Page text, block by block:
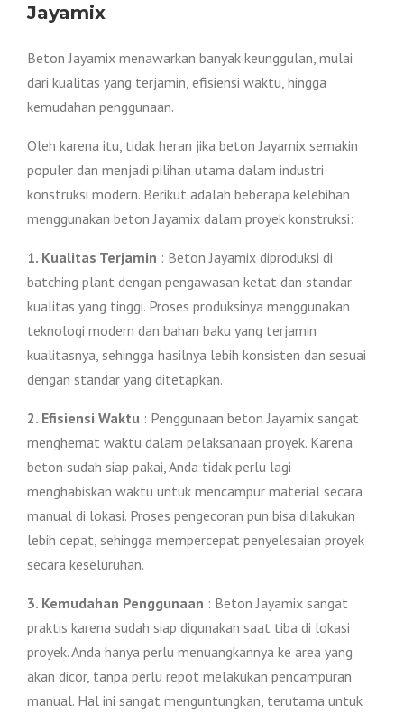
Jayamix
Beton Jayamix menawarkan banyak keunggulan, mulai
dari kualitas yang terjamin, efisiensi waktu, hingga
kemudahan penggunaan.
Oleh karena itu, tidak heran jika beton Jayamix semakin
populer dan menjadi pilihan utama dalam industri
konstruksi modern. Berikut adalah beberapa kelebihan
menggunakan beton Jayamix dalam proyek konstruksi:
1. Kualitas Terjamin : Beton Jayamix diproduksi di
batching plant dengan pengawasan ketat dan standar
kualitas yang tinggi. Proses produksinya menggunakan
teknologi modern dan bahan baku yang terjamin
kualitasnya, sehingga hasilnya lebih konsisten dan sesuai
dengan standar yang ditetapkan.
2. Efisiensi Waktu : Penggunaan beton Jayamix sangat
menghemat waktu dalam pelaksanaan proyek. Karena
beton sudah siap pakai, Anda tidak perlu lagi
menghabiskan waktu untuk mencampur material secara
manual di lokasi. Proses pengecoran pun bisa dilakukan
lebih cepat, sehingga mempercepat penyelesaian proyek
secara keseluruhan.
3. Kemudahan Penggunaan : Beton Jayamix sangat
praktis karena sudah siap digunakan saat tiba di lokasi
proyek. Anda hanya perlu menuangkannya ke area yang
akan dicor, tanpa perlu repot melakukan pencampuran
manual. Hal ini sangat menguntungkan, terutama untuk